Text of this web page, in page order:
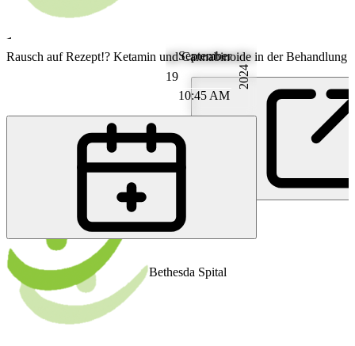
Psychiatrie und Psychotherapie
19
September
10:45 AM
2024
Rausch auf Rezept!? Ketamin und Cannabinoide in der Behandlung
Bethesda Spital